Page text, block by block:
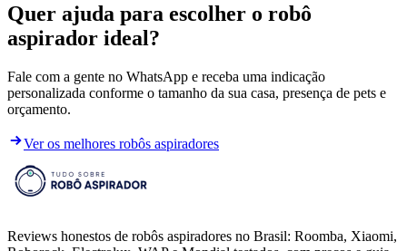
Quer ajuda para escolher o robô
aspirador ideal?
Fale com a gente no WhatsApp e receba uma indicação
personalizada conforme o tamanho da sua casa, presença de pets e
orçamento.
Ver os melhores robôs aspiradores
Reviews honestos de robôs aspiradores no Brasil: Roomba, Xiaomi,